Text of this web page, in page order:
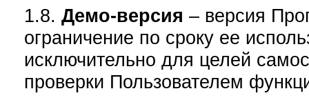
1.8. Демо-версия – версия
ограничение по сроку ее
исключительно для целей
проверки Пользователем